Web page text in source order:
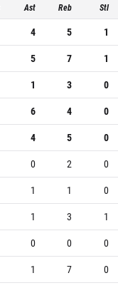
Ast Reb Stl
4 5 1
5 7 1
1 3 0
6 4 0
4 5 0
0 2 0
1 1 0
1 3 1
0 0 0
1 7 0